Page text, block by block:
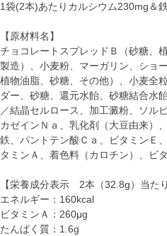
1袋(2本)あたりカルシウム230mg＆
【原材料名】
チョコレートスプレッドＢ（砂糖、
製造）、小麦粉、マーガリン、ショ
植物油脂、砂糖、その他）、小麦全
ダー、砂糖、還元水飴、砂糖結合水
／結晶セルロース、加工澱粉、ソル
カゼインＮａ、乳化剤（大豆由来）
鉄、パントテン酸Ｃａ、ビタミンＥ
タミンＡ、着色料（カロチン）、ビ
【栄養成分表示 2本（32.8g）当たり
エネルギー：160kcal
ビタミンＡ：260μg
たんぱく質：1.6g